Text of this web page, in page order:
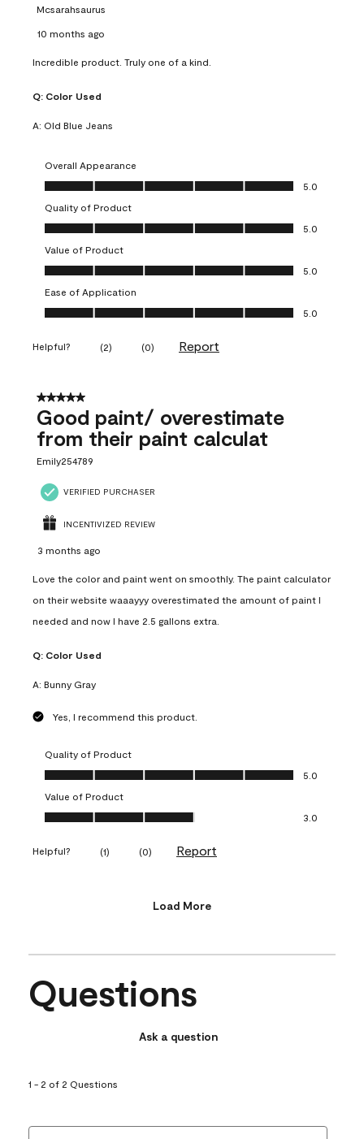
Mcsarahsaurus
10 months ago
Incredible product. Truly one of a kind.
Q: Color Used
A: Old Blue Jeans
Overall Appearance
Overall Appearance, 5.0 out of 5
5.0
Quality of Product
Quality of Product, 5.0 out of 5
5.0
Value of Product
Value of Product, 5.0 out of 5
5.0
Ease of Application
Ease of Application, 5.0 out of 5
5.0
Helpful? (2) (0) Report
5 out of 5 stars.
Good paint/ overestimate
from their paint calculat
Emily254789
VERIFIED PURCHASER
INCENTIVIZED REVIEW
3 months ago
Love the color and paint went on smoothly. The paint calculator
on their website waaayyy overestimated the amount of paint I
needed and now I have 2.5 gallons extra.
Q: Color Used
A: Bunny Gray
Yes, I recommend this product.
Quality of Product
Quality of Product, 5.0 out of 5
5.0
Value of Product
Value of Product, 3.0 out of 5
3.0
Helpful? (1) (0) Report
Load More
Questions
Ask a question
1 - 2 of 2 Questions